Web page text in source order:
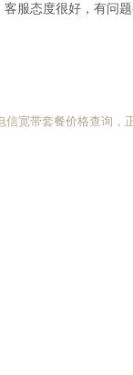
服态度很好，有问
宽带套餐价格查询，